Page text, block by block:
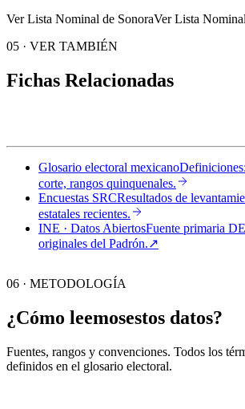
Ver Lista Nominal de SonoraVer Lista
05 · VER TAMBIÉN
Fichas Relacionadas
Glosario electoral mexicano
corte, rangos quinquenales.
Encuestas SRCResultados de
estatales recientes.
INE · Datos AbiertosFuente primaria
originales del Padrón.↗︎
06 · METODOLOGÍA
¿Cómo leemosestos datos?
Fuentes, rangos y convenciones. Todos los
definidos en el glosario electoral.